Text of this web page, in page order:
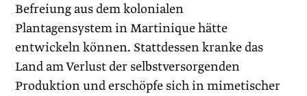
Befreiung aus dem kolonialen
Plantagensystem in Martinique hätte
entwickeln können. Stattdessen kranke das
Land am Verlust der selbstversorgenden
Produktion und erschöpfe sich in mimetischer